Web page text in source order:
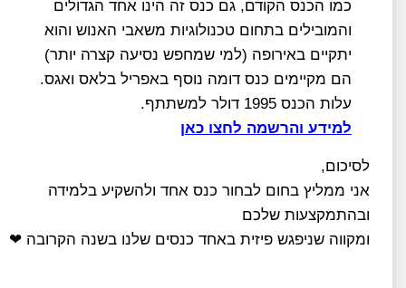
כמו הכנס הקודם, גם כנס זה הינו אחד הגדולים
והמובילים בתחום טכנולוגיות משאבי האנוש והוא
יתקיים באירופה (למי שמחפש נסיעה קצרה יותר)
הם מקיימים כנס דומה נוסף באפריל בלאס ואגס.
עלות הכנס 1995 דולר למשתתף.
למידע והרשמה לחצו כאן
לסיכום,
אני ממליץ בחום לבחור כנס אחד ולהשקיע בלמידה
ובהתמקצעות שלכם
ומקווה שניפגש פיזית באחד כנסים שלנו בשנה הקרובה ❤